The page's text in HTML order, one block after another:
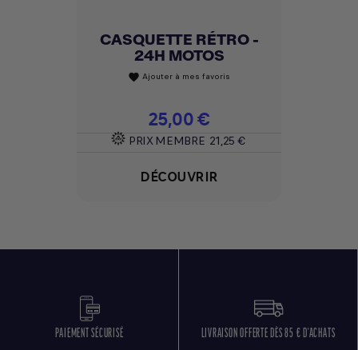
CASQUETTE RÉTRO -
24H MOTOS
favorite Ajouter à mes favoris
Prix
25,00 €
PRIX MEMBRE 21,25 €
DÉCOUVRIR
PAIEMENT SÉCURISÉ LIVRAISON OFFERTE DÈS 85 € D'ACHATS